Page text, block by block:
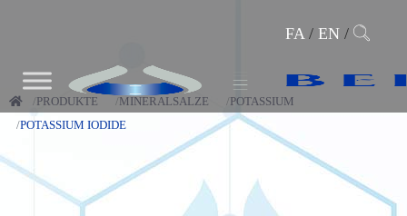
FA/ EN/
PRODUKTE MINERALSALZE
POTASSIUM
POTASSIUM IODIDE